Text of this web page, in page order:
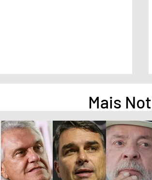
Pesquisa aponta empate
Mais